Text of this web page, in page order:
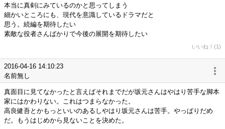
本当に真剣にみているのかと思ってしまう
細かいところにも、現代を意識しているドラマだと
思う。続編を期待したい
素敵な役者さんばかりで今後の展開を期待したい
いいね！(1)
2016-04-16 14:10:23
名前無し
真面目に見てなかったと言えばそれまでだが坂元さんはやはり苦手な脚本
家にはかわりない。これはつまらなかった。
高良健吾とかもっといいのあるしやはり坂元さんは苦手。やっぱりだめ
だ。もうはじめから見ないことを決めた。